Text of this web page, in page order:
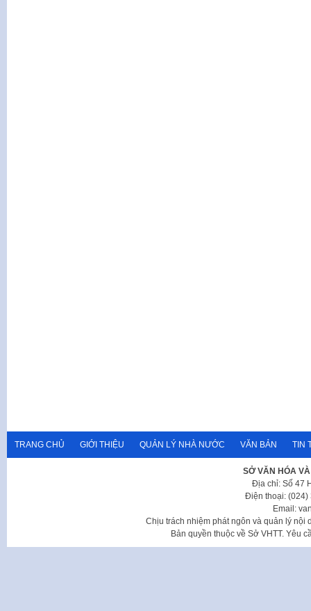
TRANG CHỦ GIỚI THIỆU QUẢN LÝ NHÀ NƯỚC VĂN BẢN TIN
SỞ VĂN HÓA
Địa chỉ: Số 47
Điện thoại: (024)
Email:
Chịu trách nhiệm phát ngôn và quản lý nội
Bản quyền thuộc về Sở VHTT. Yêu